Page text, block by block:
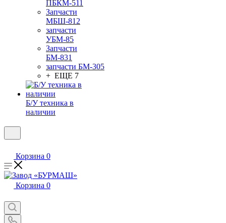
ПБКМ-511
Запчасти
МБШ-812
запчасти
УБМ-85
Запчасти
БМ-831
запчасти БМ-305
+ ЕЩЕ 7
Б/У техника в
наличии
Корзина 0
Корзина 0